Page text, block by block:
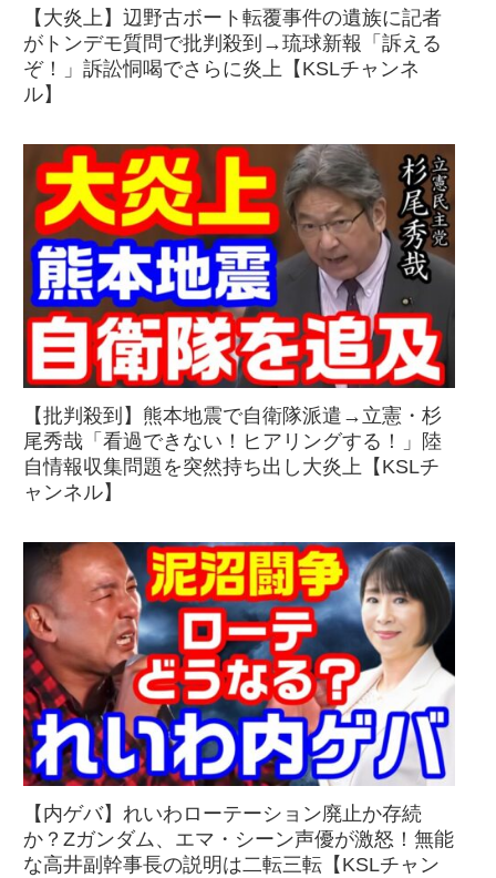
【大炎上】辺野古ボート転覆事件の遺族に記者
がトンデモ質問で批判殺到→琉球新報「訴える
ぞ！」訴訟恫喝でさらに炎上【KSLチャンネ
ル】
【批判殺到】熊本地震で自衛隊派遣→立憲・杉
尾秀哉「看過できない！ヒアリングする！」陸
自情報収集問題を突然持ち出し大炎上【KSLチ
ャンネル】
【内ゲバ】れいわローテーション廃止か存続
か？Zガンダム、エマ・シーン声優が激怒！無能
な高井副幹事長の説明は二転三転【KSLチャン